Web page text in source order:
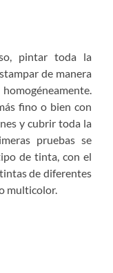
pintar toda la
de manera
fino o bien con
y cubrir toda la
pruebas se
de tinta, con el
de diferentes
multicolor.